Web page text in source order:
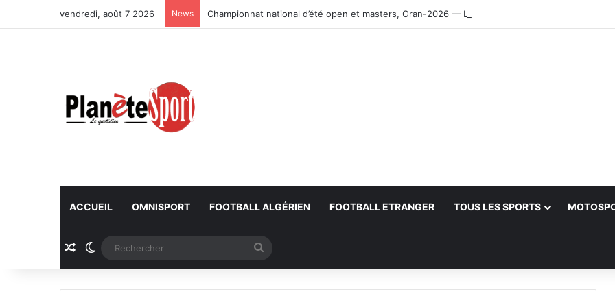
vendredi, août 7 2026 News Championnat national d’été open et masters, Oran-2026 — Le CRB s’adjuge le titre
ACCUEIL OMNISPORT FOOTBALL ALGÉRIEN FOOTBALL ETRANGER TOUS LES SPORTS
Article Aléatoire
Switch skin